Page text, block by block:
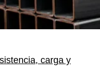
carga y